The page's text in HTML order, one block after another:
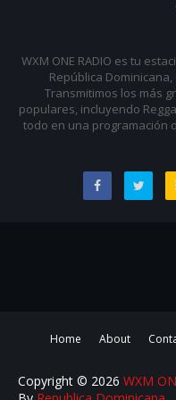
16.) Olivia Rodrigo -
17.) Abraham
18.) Umur Anil
20.) David Guetta,
WXM ONE RADIO es tu
República
Transmitimos los más
populares, incluyendo
todo en una programación
Home About
Copyright © 2026 WXM